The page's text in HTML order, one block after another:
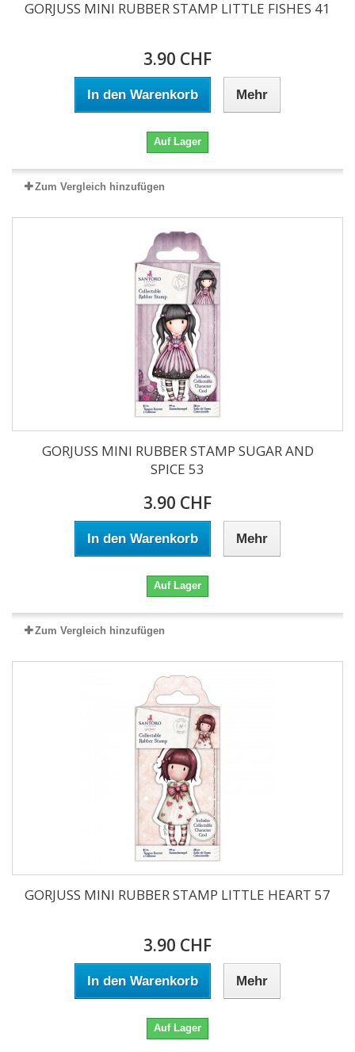
GORJUSS MINI RUBBER STAMP LITTLE FISHES 41
3.90 CHF
In den Warenkorb Mehr
Auf Lager
Zum Vergleich hinzufügen
GORJUSS MINI RUBBER STAMP SUGAR AND
SPICE 53
3.90 CHF
In den Warenkorb Mehr
Auf Lager
Zum Vergleich hinzufügen
GORJUSS MINI RUBBER STAMP LITTLE HEART 57
3.90 CHF
In den Warenkorb Mehr
Auf Lager